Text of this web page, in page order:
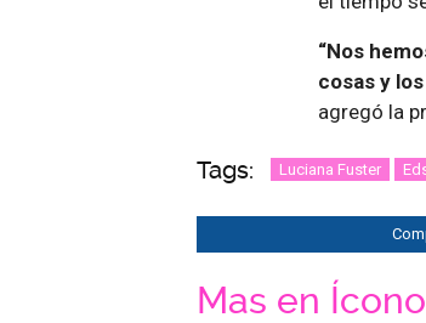
“Nos
cosas y
agregó la
Tags: Luciana Fuster
Mas en